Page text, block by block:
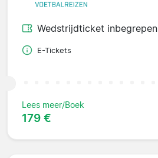
Wedstrijdticket inbegrepen
E-Tickets
Lees meer/Boek
179 €